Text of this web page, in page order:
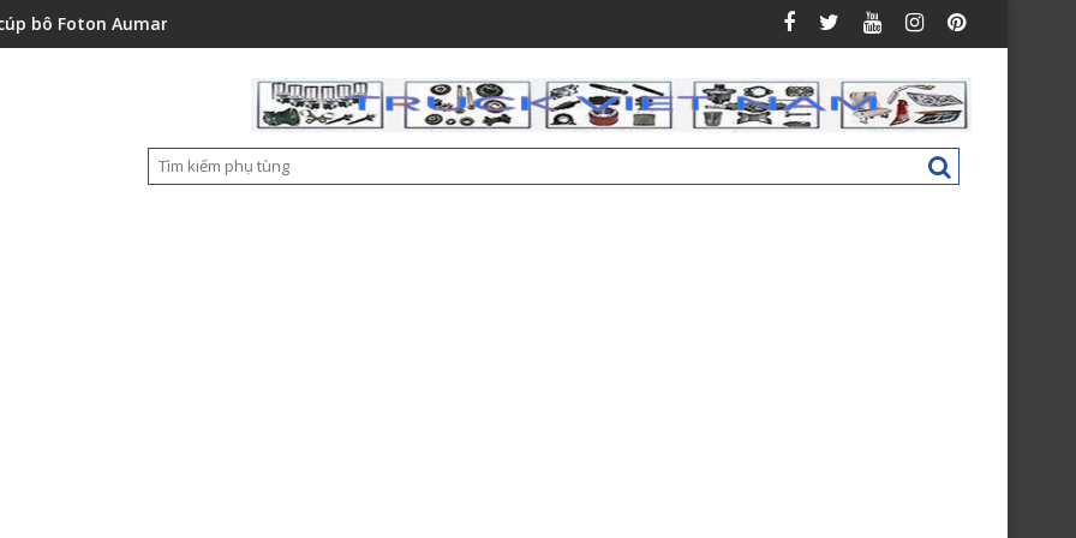
Auman C2400A C1500 1112235684110Ốp nhựa cản trước Foton Auman C160 New M4831011002A0Nắp hộp cốp phụ táp lô Foton Ollin 500